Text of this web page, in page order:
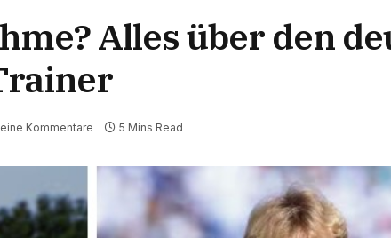
Alles über den
Kommentare 5 Mins Read